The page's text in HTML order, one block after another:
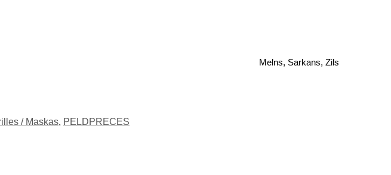
Melns, Sarkans, Zils
/ Maskas, PELDPRECES